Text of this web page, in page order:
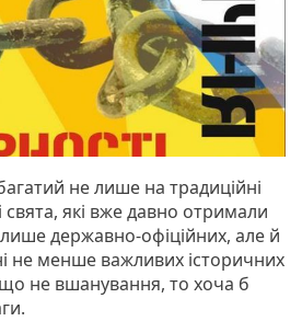
не лише на традиційні
свята, які вже давно отримали
державно-офіційних, але й
не менше важливих історичних
не вшанування, то хоча б